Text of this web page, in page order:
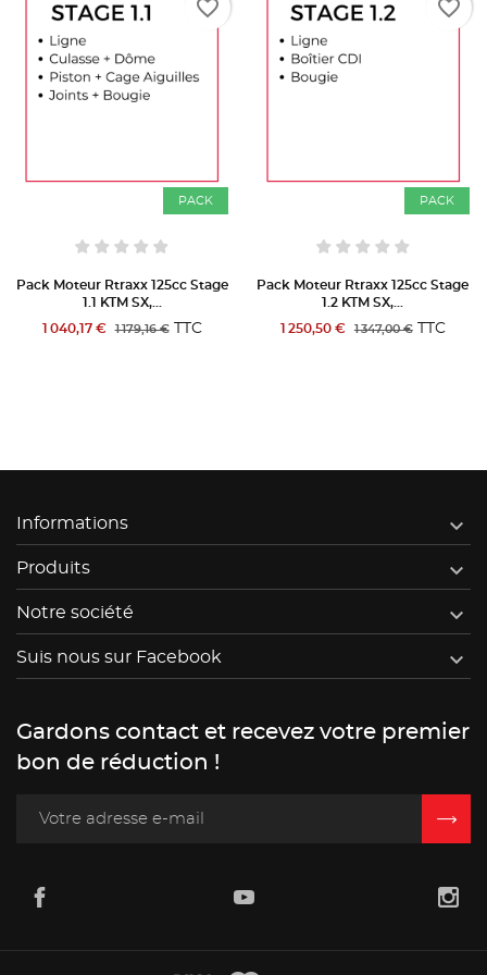
PACK
Pack Moteur Rtraxx 125cc Stage
1.1 KTM SX,...
1 040,17 €
1 179,16 €TTC
favorite_border
PACK
Pack Moteur Rtraxx 125cc Stage
1.2 KTM SX,...
1 250,50 €
1 347,00 €TTC
favorite_border
Informations 
Produits 
Notre société 
Suis nous sur Facebook 
Gardons contact et recevez votre premier
bon de réduction !